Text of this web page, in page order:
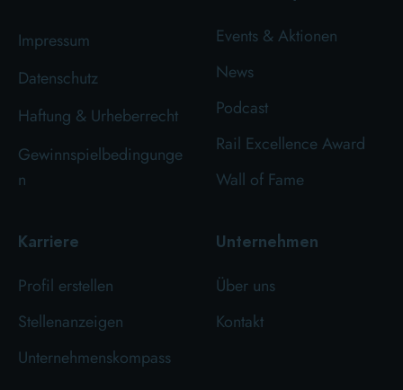
Impressum
Datenschutz
Haftung & Urheberrecht
Gewinnspielbedingunge
n
News
Events & Aktionen
Podcast
Rail Excellence Award
Wall of Fame
Karriere
Profil erstellen
Stellenanzeigen
Unternehmenskompass
Unternehmen
Über uns
Kontakt